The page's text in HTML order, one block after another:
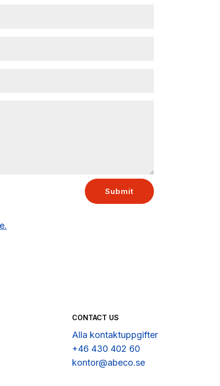
Submit
CONTACT US
Alla kontaktuppgifter
+46 430 402 60
kontor@abeco.se